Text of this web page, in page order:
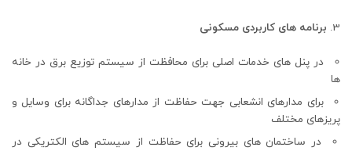
برنامه های کاربردی مسکونی
در پنل های خدمات اصلی برای محافظت از سیستم توزیع برق در خانه
ها
برای مدارهای انشعابی جهت حفاظت از مدارهای جداگانه برای وسایل و
پریزهای مختلف
در ساختمان های بیرونی برای حفاظت از سیستم های الکتریکی در